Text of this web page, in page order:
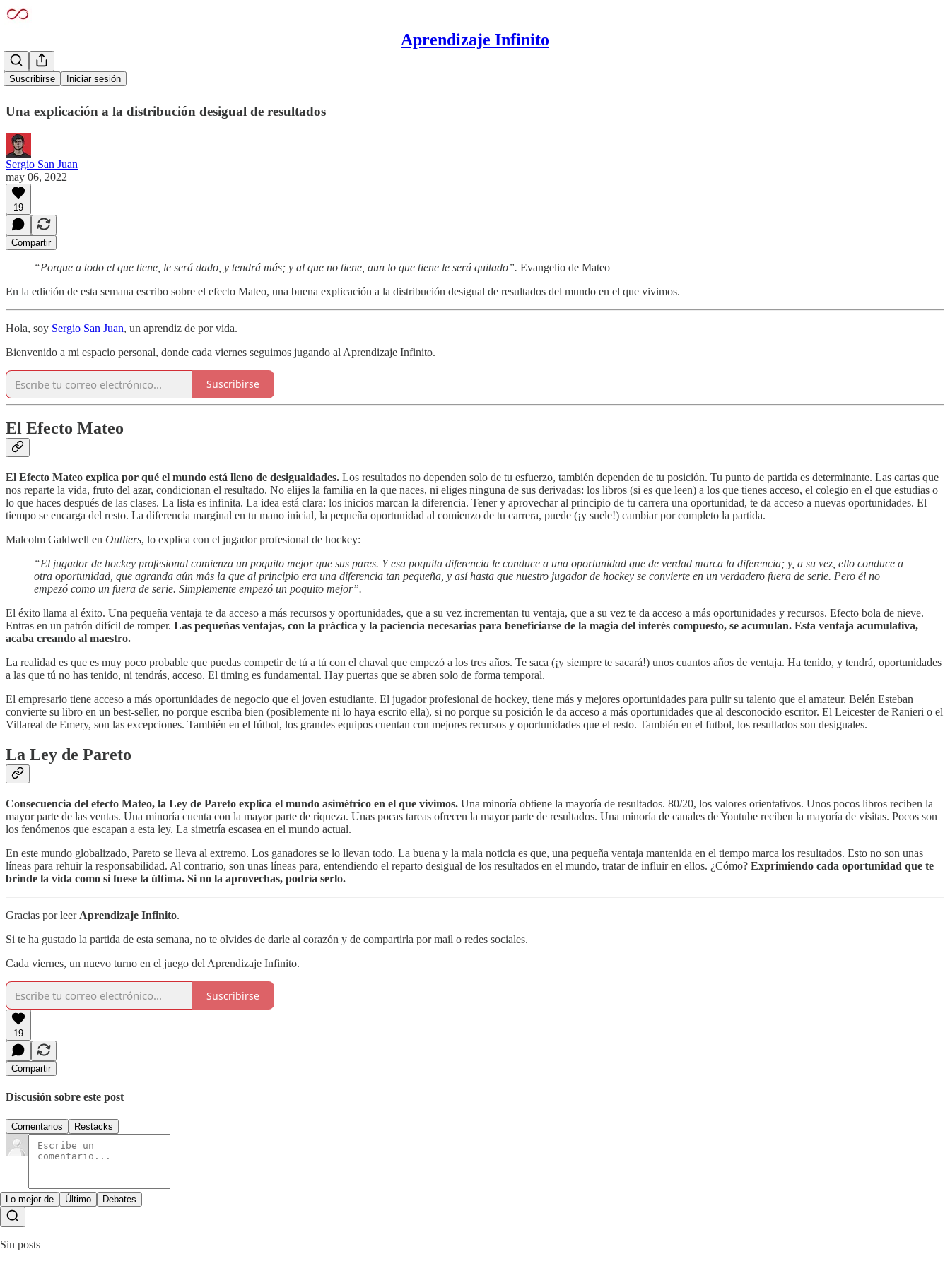
Aprendizaje Infinito
Suscribirse Iniciar sesión
El efecto Mateo
Una explicación a la distribución desigual de resultados
Sergio San Juan
may 06, 2022
19
Compartir
“Porque a todo el que tiene, le será dado, y tendrá más; y al que no tiene, aun lo que tiene le será quitado”. Evangelio de Mateo
En la edición de esta semana escribo sobre el efecto Mateo, una buena explicación a la distribución desigual de resultados del mundo en el que vivimos.
Hola, soy Sergio San Juan, un aprendiz de por vida.
Bienvenido a mi espacio personal, donde cada viernes seguimos jugando al Aprendizaje Infinito.
Suscribirse
El Efecto Mateo
El Efecto Mateo explica por qué el mundo está lleno de desigualdades. Los resultados no dependen solo de tu esfuerzo, también dependen de tu posición. Tu punto de partida es determinante. Las cartas que
nos reparte la vida, fruto del azar, condicionan el resultado. No elijes la familia en la que naces, ni eliges ninguna de sus derivadas: los libros (si es que leen) a los que tienes acceso, el colegio en el que estudias o
lo que haces después de las clases. La lista es infinita. La idea está clara: los inicios marcan la diferencia. Tener y aprovechar al principio de tu carrera una oportunidad, te da acceso a nuevas oportunidades. El
tiempo se encarga del resto. La diferencia marginal en tu mano inicial, la pequeña oportunidad al comienzo de tu carrera, puede (¡y suele!) cambiar por completo la partida.
Malcolm Galdwell en Outliers, lo explica con el jugador profesional de hockey:
“El jugador de hockey profesional comienza un poquito mejor que sus pares. Y esa poquita diferencia le conduce a una oportunidad que de verdad marca la diferencia; y, a su vez, ello conduce a
otra oportunidad, que agranda aún más la que al principio era una diferencia tan pequeña, y así hasta que nuestro jugador de hockey se convierte en un verdadero fuera de serie. Pero él no
empezó como un fuera de serie. Simplemente empezó un poquito mejor”.
El éxito llama al éxito. Una pequeña ventaja te da acceso a más recursos y oportunidades, que a su vez incrementan tu ventaja, que a su vez te da acceso a más oportunidades y recursos. Efecto bola de nieve.
Entras en un patrón difícil de romper. Las pequeñas ventajas, con la práctica y la paciencia necesarias para beneficiarse de la magia del interés compuesto, se acumulan. Esta ventaja acumulativa,
acaba creando al maestro.
La realidad es que es muy poco probable que puedas competir de tú a tú con el chaval que empezó a los tres años. Te saca (¡y siempre te sacará!) unos cuantos años de ventaja. Ha tenido, y tendrá, oportunidades
a las que tú no has tenido, ni tendrás, acceso. El timing es fundamental. Hay puertas que se abren solo de forma temporal.
El empresario tiene acceso a más oportunidades de negocio que el joven estudiante. El jugador profesional de hockey, tiene más y mejores oportunidades para pulir su talento que el amateur. Belén Esteban
convierte su libro en un best-seller, no porque escriba bien (posiblemente ni lo haya escrito ella), si no porque su posición le da acceso a más oportunidades que al desconocido escritor. El Leicester de Ranieri o el
Villareal de Emery, son las excepciones. También en el fútbol, los grandes equipos cuentan con mejores recursos y oportunidades que el resto. También en el futbol, los resultados son desiguales.
La Ley de Pareto
Consecuencia del efecto Mateo, la Ley de Pareto explica el mundo asimétrico en el que vivimos. Una minoría obtiene la mayoría de resultados. 80/20, los valores orientativos. Unos pocos libros reciben la
mayor parte de las ventas. Una minoría cuenta con la mayor parte de riqueza. Unas pocas tareas ofrecen la mayor parte de resultados. Una minoría de canales de Youtube reciben la mayoría de visitas. Pocos son
los fenómenos que escapan a esta ley. La simetría escasea en el mundo actual.
En este mundo globalizado, Pareto se lleva al extremo. Los ganadores se lo llevan todo. La buena y la mala noticia es que, una pequeña ventaja mantenida en el tiempo marca los resultados. Esto no son unas
líneas para rehuir la responsabilidad. Al contrario, son unas líneas para, entendiendo el reparto desigual de los resultados en el mundo, tratar de influir en ellos. ¿Cómo? Exprimiendo cada oportunidad que te
brinde la vida como si fuese la última. Si no la aprovechas, podría serlo.
Gracias por leer Aprendizaje Infinito.
Si te ha gustado la partida de esta semana, no te olvides de darle al corazón y de compartirla por mail o redes sociales.
Cada viernes, un nuevo turno en el juego del Aprendizaje Infinito.
Suscribirse
19
Compartir
Discusión sobre este post
Comentarios Restacks
Lo mejor de Último Debates
Sin posts